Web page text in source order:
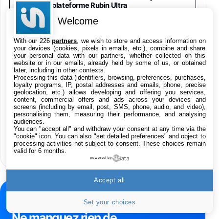
Galaxy S26 Ultra 256 Go Violet
892€1199€ Fnac (Vendeur Tiers)
Philips SHK2000BL - Casque Enfant - Bleu &
Répartiteur Audio 5 Casques, Blanc
24,94€29,96€Fnac (Vendeur Tiers)
Asus RT-AC59U Routeur sans Fil Double
Bande Gigabit (Serveur et Client VPN, Triple
Vlan, Mode Point d'accès et Bridge, contrôle
Parental, Qos)
39,72€50,42€Amazon
Amazon
Smartphone APPLE iPhone 15 Noir 128Go
plateforme Rubin Ultra
musiques générées par IA pour lutter
contre la fraude
L’enceinte connectée IA d’OpenAI se
précise avec son prix
Meta condamné à 567 millions de dollars
pour la protection des mineurs
Welcome
With our 226partners , we wish to store and access information on
your devices (cookies, pixels in emails, etc.), combine and share
your personal data with our partners, whether collected on this
website or in our emails, already held by some of us, or obtained
later, including in other contexts.
Processing this data (identifiers, browsing, preferences, purchases,
loyalty programs, IP, postal addresses and emails, phone, precise
geolocation, etc.) allows developing and offering you services,
content, commercial offers and ads across your devices and
screens (including by email, post, SMS, phone, audio, and video),
personalising them, measuring their performance, and analysing
audiences.
You can "accept all" and withdraw your consent at any time via the
"cookie" icon. You can also "set detailed preferences" and object to
processing activities not subject to consent. These choices remain
valid for 6 months.
powered by
Set your choices
Accept all